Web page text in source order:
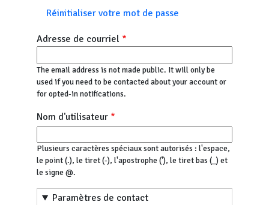
Réinitialiser votre mot de passe
Adresse de courriel
The email address is not made public. It will only be
used if you need to be contacted about your account or
for opted-in notifications.
Nom d'utilisateur
Plusieurs caractères spéciaux sont autorisés : l'espace,
le point (.), le tiret (-), l'apostrophe ('), le tiret bas (_) et
le signe @.
Paramètres de contact